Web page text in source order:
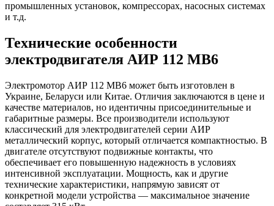
промышленных установок, компрессорах, насосных системах
и т.д.
Технические особенности
электродвигателя АИР 112 МВ6
Электромотор АИР 112 МВ6 может быть изготовлен в
Украине, Беларуси или Китае. Отличия заключаются в цене и
качестве материалов, но идентичны присоединительные и
габаритные размеры. Все производители используют
классический для электродвигателей серии АИР
металлический корпус, который отличается компактностью. В
двигателе отсутствуют подвижные контакты, что
обеспечивает его повышенную надежность в условиях
интенсивной эксплуатации. Мощность, как и другие
технические характеристики, напрямую зависят от
конкретной модели устройства — максимальное значение